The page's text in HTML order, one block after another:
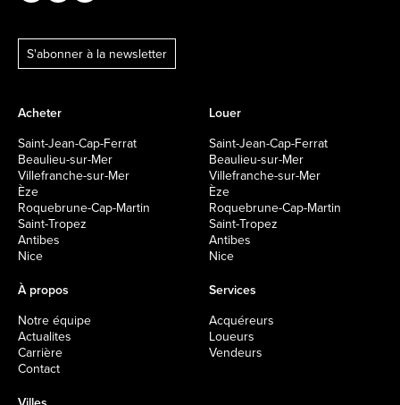
S'abonner à la newsletter
Acheter
Saint-Jean-Cap-Ferrat
Beaulieu-sur-Mer
Villefranche-sur-Mer
Èze
Roquebrune-Cap-Martin
Saint-Tropez
Antibes
Nice
Louer
Saint-Jean-Cap-Ferrat
Beaulieu-sur-Mer
Villefranche-sur-Mer
Èze
Roquebrune-Cap-Martin
Saint-Tropez
Antibes
Nice
À propos
Notre équipe
Actualites
Carrière
Contact
Services
Acquéreurs
Loueurs
Vendeurs